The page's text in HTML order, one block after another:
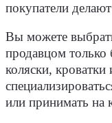
покупатели
Вы можете
продавцом
коляски, кроватки
или принимать на